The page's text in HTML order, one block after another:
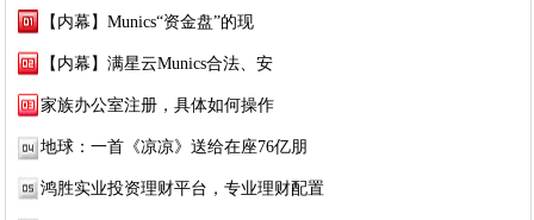
【内幕】Munics“资金盘”的现
【内幕】满星云Munics合法、安
家族办公室注册，具体如何操作
地球：一首《凉凉》送给在座76亿朋
鸿胜实业投资理财平台，专业理财配置